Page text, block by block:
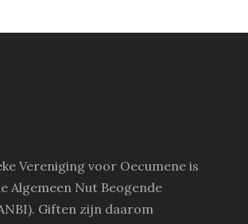
Vereniging voor Oecumene is
Algemeen Nut Beogende
Giften zijn daarom